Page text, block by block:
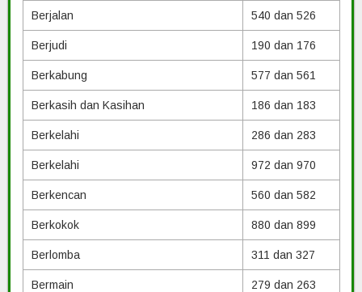
Berjalan 540 dan 526
Berjudi 190 dan 176
Berkabung 577 dan 561
Berkasih dan Kasihan 186 dan 183
Berkelahi 286 dan 283
Berkelahi 972 dan 970
Berkencan 560 dan 582
Berkokok 880 dan 899
Berlomba 311 dan 327
Bermain 279 dan 263